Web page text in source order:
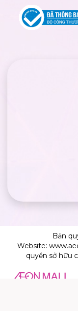
Bản
Website:
quyền sở hữu